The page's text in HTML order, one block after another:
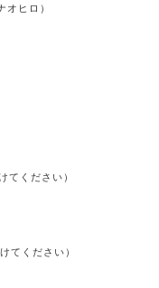
ヒロ）
ください）
ください）